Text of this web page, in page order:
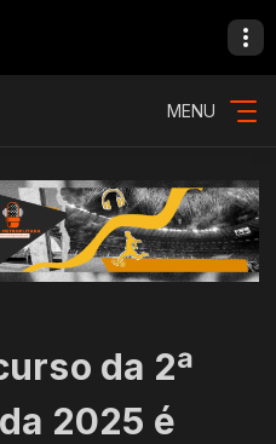
MENU
da 2ª
2025 é